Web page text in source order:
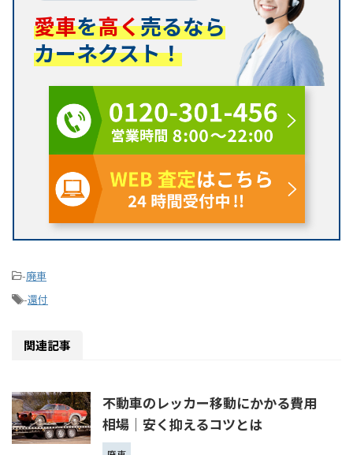
愛車を高く売るなら
カーネクスト！
-廃車
-還付
関連記事
不動車のレッカー移動にかかる費用
相場│安く抑えるコツとは